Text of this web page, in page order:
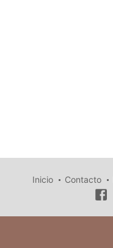
Inicio Contacto